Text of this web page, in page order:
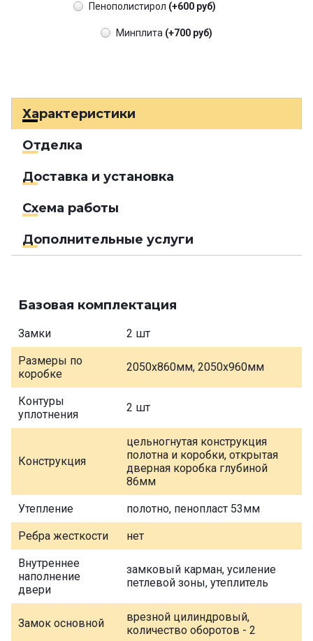
Пенополистирол (+600 руб)
Минплита (+700 руб)
Характеристики
Отделка
Доставка и установка
Схема работы
Дополнительные услуги
Базовая комплектация
Замки 2 шт
Размеры по
коробке
2050х860мм, 2050х960мм
Контуры
уплотнения
2 шт
Конструкция
цельногнутая конструкция
полотна и коробки, открытая
дверная коробка глубиной
86мм
Утепление полотно, пенопласт 53мм
Ребра жесткости нет
Внутреннее
наполнение
двери
замковый карман, усиление
петлевой зоны, утеплитель
Замок основной
врезной цилиндровый,
количество оборотов - 2